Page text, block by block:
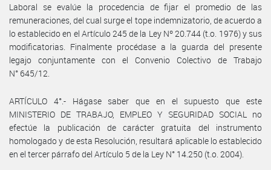
Laboral se evalúe la procedencia de fijar el promedio de las
remuneraciones, del cual surge el tope indemnizatorio, de acuerdo a
lo establecido en el Artículo 245 de la Ley Nº 20.744 (t.o. 1976) y sus
modificatorias. Finalmente procédase a la guarda del presente
legajo conjuntamente con el Convenio Colectivo de Trabajo
N° 645/12.
ARTÍCULO 4°.- Hágase saber que en el supuesto que este
MINISTERIO DE TRABAJO, EMPLEO Y SEGURIDAD SOCIAL no
efectúe la publicación de carácter gratuita del instrumento
homologado y de esta Resolución, resultará aplicable lo establecido
en el tercer párrafo del Artículo 5 de la Ley N° 14.250 (t.o. 2004).